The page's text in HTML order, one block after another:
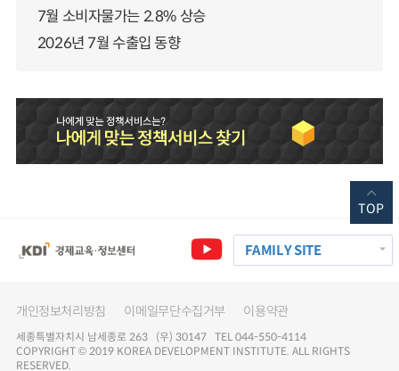
7월 소비자물가는 2.8% 상승
2026년 7월 수출입 동향
FAMILY SITE
개인정보처리방침 이메일무단수집거부 이용약관
세종특별자치시 남세종로 263 (우) 30147 TEL 044-550-4114
COPYRIGHT © 2019 KOREA DEVELOPMENT INSTITUTE. ALL RIGHTS
RESERVED.
TOP